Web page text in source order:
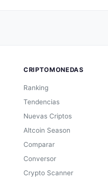
CRIPTOMONEDAS
Ranking
Tendencias
Nuevas Criptos
Altcoin Season
Comparar
Conversor
Crypto Scanner